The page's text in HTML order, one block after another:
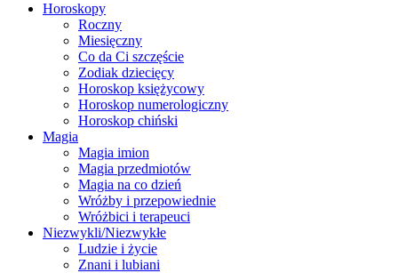
Horoskopy
Roczny
Miesięczny
Co da Ci szczęście
Zodiak dziecięcy
Horoskop księżycowy
Horoskop numerologiczny
Horoskop chiński
Magia
Magia imion
Magia przedmiotów
Magia na co dzień
Wróżby i przepowiednie
Wróżbici i terapeuci
Niezwykli/Niezwykłe
Ludzie i życie
Znani i lubiani